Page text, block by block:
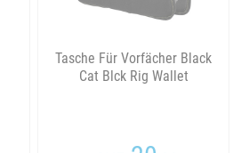
Tasche Für Vorfächer Black
Cat Blck Rig Wallet